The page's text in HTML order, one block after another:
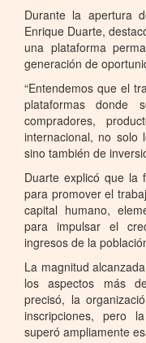
Durante la apertura
Enrique Duarte,
una plataforma
generación de
“Entendemos que el
plataformas donde
compradores,
internacional, no solo
sino también de
Duarte explicó que la
para promover el
capital humano,
para impulsar el
ingresos de la
La magnitud
los aspectos más
precisó, la
inscripciones, pero
superó ampliamente